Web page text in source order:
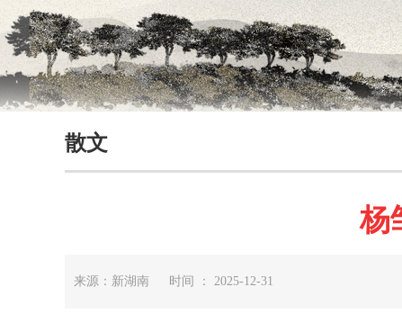
散文
杨
来源：新湖南 时间 ： 2025-12-31